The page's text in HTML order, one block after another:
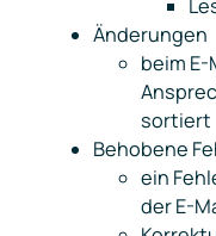
Änderungen
beim
sortiert
Behobene
ein
der E-